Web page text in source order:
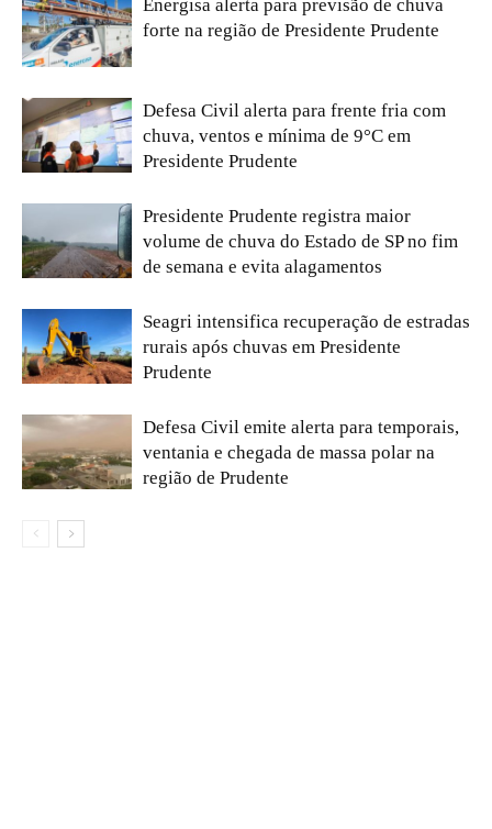
Energisa alerta para previsão de chuva
forte na região de Presidente Prudente
Defesa Civil alerta para frente fria com
chuva, ventos e mínima de 9°C em
Presidente Prudente
Presidente Prudente registra maior
volume de chuva do Estado de SP no fim
de semana e evita alagamentos
Seagri intensifica recuperação de estradas
rurais após chuvas em Presidente
Prudente
Defesa Civil emite alerta para temporais,
ventania e chegada de massa polar na
região de Prudente